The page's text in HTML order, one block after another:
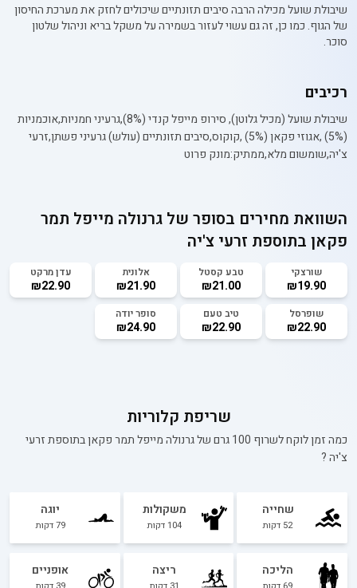
שיבולת שועל מכילה הרבה סיבים תזונתיים שיכולים לחזק את מערכת החיסון
של הגוף. כמו כן, זה גם עשוי לעזור בשמירה על משקל בריא וניהול שלטון
סוכר.
רכיבים
שיבולת שועל (מכיל גלוטן), סירופ מייפל קנדי (8%),גרעיני חמניות,אוכמניות
(5%) ,אגוזי פקאן (5%) ,קוקוס,סיבים תזונתיים (עולש) גרעיני פשתן,זרעי
צ'יה,שומשום מלא,ממתיק:מונק פרוט
השוואת מחירים בסופר של גרנולה מייפל תמר
פקאן בתוספת זרעי צ'יה
שורצקי
₪19.90
טבע קסטל
₪21.00
אלונית
₪21.90
עדן מרקט
₪22.90
שופרסל
₪22.90
טיב טעם
₪22.90
סופר יודה
₪24.90
שריפת קלוריות
כמה זמן לוקח לשרוף 100 גרם של
גרנולה מייפל תמר פקאן בתוספת זרעי
צ'יה?
שחייה
52 דקות
משקולות
104 דקות
יוגה
79דקות
הליכה ריצה אופניים